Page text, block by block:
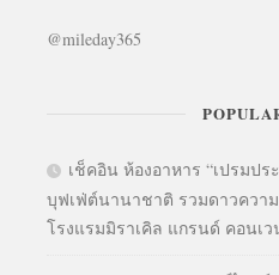
@mileday365
เช็คอิน ห้องอาหาร “เปรมป
บุฟเฟ่ต์นานาชาติ รวมดาวควา
โรงแรมมิราเคิล แกรนด์ คอนเ